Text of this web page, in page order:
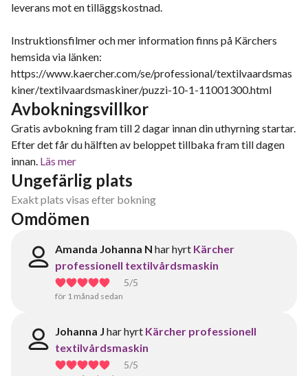
leverans mot en tilläggskostnad.
Instruktionsfilmer och mer information finns på Kärchers
hemsida via länken:
https://www.kaercher.com/se/professional/textilvaardsmas
kiner/textilvaardsmaskiner/puzzi-10-1-11001300.html
Avbokningsvillkor
Gratis avbokning fram till 2 dagar innan din uthyrning startar.
Efter det får du hälften av beloppet tillbaka fram till dagen
innan. Läs mer
Ungefärlig plats
Exakt plats visas efter bokning
Omdömen
Amanda Johanna N har hyrt Kärcher
professionell textilvårdsmaskin
5/5
för 1 månad sedan
Johanna J har hyrt Kärcher professionell
textilvårdsmaskin
5/5